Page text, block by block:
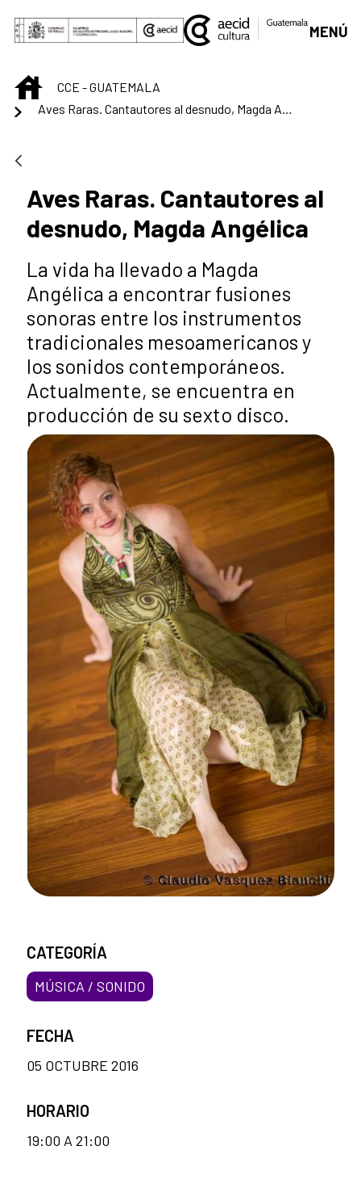
Saltar al contenido principal
MENÚ
INICIOCCE - GUATEMALA
Aves Raras. Cantautores al
desnudo, Magda Angélica
La vida ha llevado a Magda
Angélica a encontrar fusiones
sonoras entre los instrumentos
tradicionales mesoamericanos y
los sonidos contemporáneos.
Actualmente, se encuentra en
producción de su sexto disco.
CATEGORÍA
MÚSICA / SONIDO
FECHA
05 OCTUBRE 2016
HORARIO
19:00 A 21:00